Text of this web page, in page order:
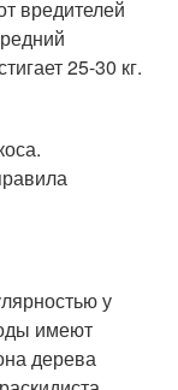
вредителей
25-30 кг.
у
имеют
дерева